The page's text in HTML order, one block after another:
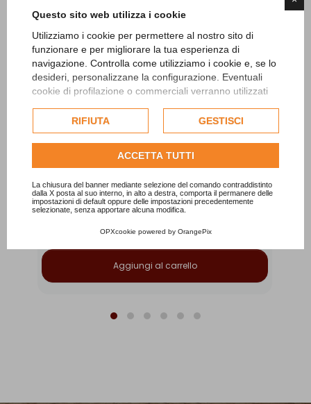
Questo sito web utilizza i cookie
Utilizziamo i cookie per permettere al nostro sito di
funzionare e per migliorare la tua esperienza di
navigazione. Controlla come utilizziamo i cookie e, se lo
desideri, personalizzane la configurazione. Eventuali
cookie di profilazione o commerciali verranno utilizzati
dell'utente e, se consentito, potrebbero essere utilizzati
per personalizzare gli annunci pubblicitari. Per ulteriori
informazioni su come Google utilizza i dati raccolti,
politica sulla privacy di Google
Consulta l'informativa cookie completa.
RIFIUTA GESTISCI
ACCETTA TUTTI
La chiusura del banner mediante selezione del comando contraddistinto
dalla X posta al suo interno, in alto a destra, comporta il permanere delle
impostazioni di default oppure delle impostazioni precedentemente
selezionate, senza apportare alcuna modifica.
OPXcookie powered by OrangePix
Mala Da Polso Legno Di Sandalo
Mala da polso in legno di sandalo. La fragranza
naturalmente sprigionata da questo legno ha il...
9,00 €
Aggiungi al carrello